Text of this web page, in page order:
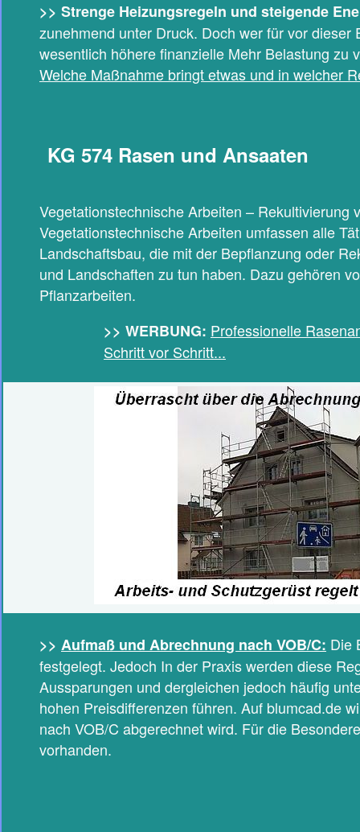
>> Strenge Heizungsregeln und steigende
zunehmend unter Druck. Doch wer für vor dieser
wesentlich höhere finanzielle Mehr Belastung zu
Welche Maßnahme bringt etwas und in welcher
KG 574 Rasen und Ansaaten
Vegetationstechnische Arbeiten – Rekultivierung
Vegetationstechnische Arbeiten umfassen alle
Landschaftsbau, die mit der Bepflanzung oder
und Landschaften zu tun haben. Dazu gehören
Pflanzarbeiten.
>> WERBUNG: Professionelle
Schritt vor Schritt...
>> Aufmaß und Abrechnung nach VOB/C: Die
festgelegt. Jedoch In der Praxis werden diese
Aussparungen und dergleichen jedoch häufig
hohen Preisdifferenzen führen. Auf blumcad.de
nach VOB/C abgerechnet wird. Für die
vorhanden.